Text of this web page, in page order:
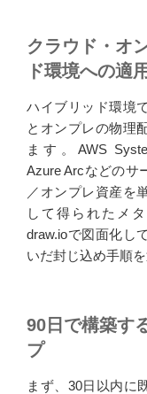
クラウド・オ
ド環境への適
ハイブリッド環境
とオンプレの物理
ます。AWS
Azure Arcなどのサ
／オンプレ資産を
して得られたメ
draw.ioで図面化し
いだ封じ込め手順
90日で構築す
プ
まず、30日以内に